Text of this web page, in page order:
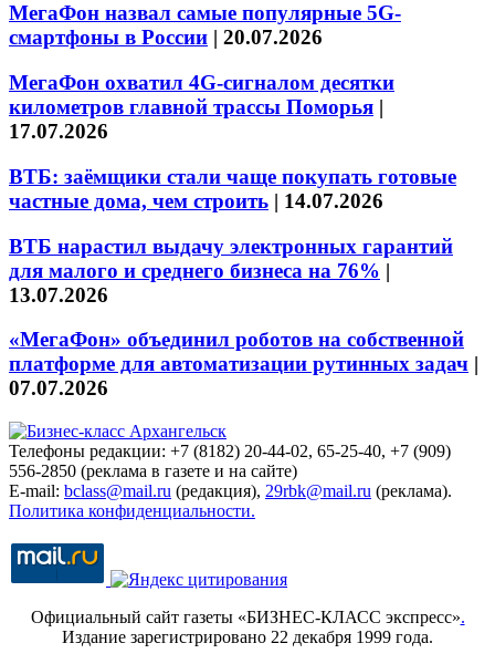
МегаФон назвал самые популярные 5G-
смартфоны в России | 20.07.2026
МегаФон охватил 4G-сигналом десятки
километров главной трассы Поморья |
17.07.2026
ВТБ: заёмщики стали чаще покупать готовые
частные дома, чем строить | 14.07.2026
ВТБ нарастил выдачу электронных гарантий
для малого и среднего бизнеса на 76% |
13.07.2026
«МегаФон» объединил роботов на собственной
платформе для автоматизации рутинных задач |
07.07.2026
Телефоны редакции: +7 (8182) 20-44-02, 65-25-40, +7 (909)
556-2850 (реклама в газете и на сайте)
E-mail: bclass@mail.ru (редакция), 29rbk@mail.ru (реклама).
Политика конфиденциальности.
Официальный сайт газеты «БИЗНЕС-КЛАСС экспресс».
Издание зарегистрировано 22 декабря 1999 года.